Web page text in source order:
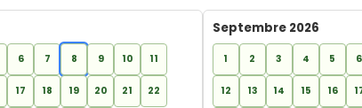
6 7 8 9 10 11
17 18 19 20 21 22
Septembre 2026
1 2 3 4 5 6
12 13 14 15 16